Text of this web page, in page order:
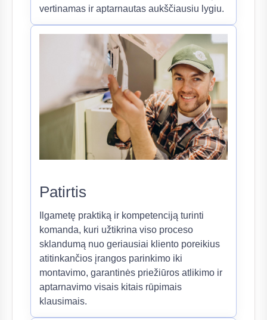
vertinamas ir aptarnautas aukščiausiu lygiu.
Patirtis
Ilgametę praktiką ir kompetenciją turinti
komanda, kuri užtikrina viso proceso
sklandumą nuo geriausiai kliento poreikius
atitinkančios įrangos parinkimo iki
montavimo, garantinės priežiūros atlikimo ir
aptarnavimo visais kitais rūpimais
klausimais.